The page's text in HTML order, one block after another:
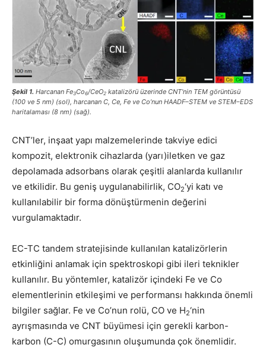
Şekil 1. Harcanan Fe3Co6/CeO2 katalizörü üzerinde CNT’nin TEM görüntüsü
(100 ve 5 nm) (sol), harcanan C, Ce, Fe ve Co’nun HAADF–STEM ve STEM–EDS
haritalaması (8 nm) (sağ).
CNT’ler, inşaat yapı malzemelerinde takviye edici
kompozit, elektronik cihazlarda (yarı)iletken ve gaz
depolamada adsorbans olarak çeşitli alanlarda kullanılır
ve etkilidir. Bu geniş uygulanabilirlik, CO2‘yi katı ve
kullanılabilir bir forma dönüştürmenin değerini
vurgulamaktadır.
EC-TC tandem stratejisinde kullanılan katalizörlerin
etkinliğini anlamak için spektroskopi gibi ileri teknikler
kullanılır. Bu yöntemler, katalizör içindeki Fe ve Co
elementlerinin etkileşimi ve performansı hakkında önemli
bilgiler sağlar. Fe ve Co’nun rolü, CO ve H2‘nin
ayrışmasında ve CNT büyümesi için gerekli karbon-
karbon (C-C) omurgasının oluşumunda çok önemlidir.